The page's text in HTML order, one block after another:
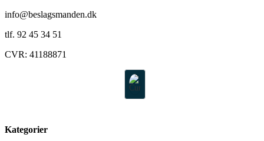
info@beslagsmanden.dk
tlf. 92 45 34 51
CVR: 41188871
Kategorier